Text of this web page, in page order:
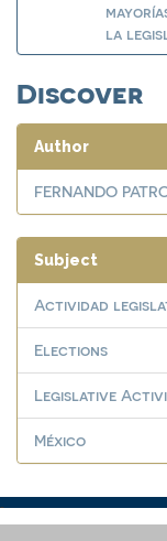
la
Discover
Author
FERNANDO
Subject
Actividad
Elections
Legislative
México